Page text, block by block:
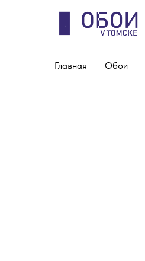
Главная Обои